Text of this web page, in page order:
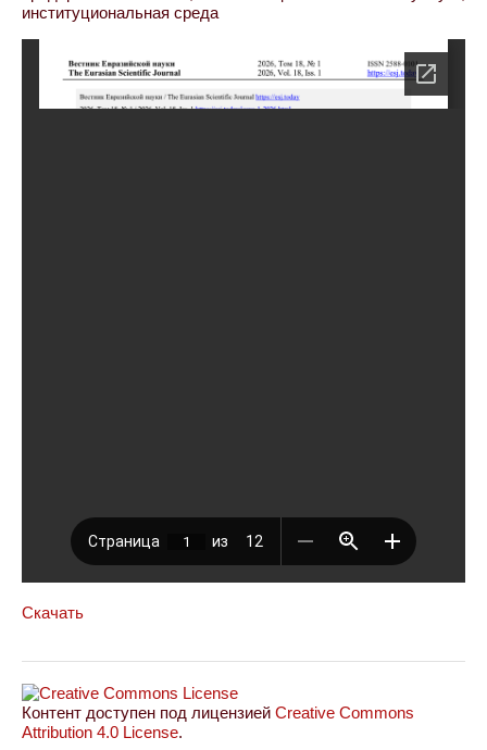
институциональная среда
Скачать
Контент доступен под лицензией Creative Commons
Attribution 4.0 License.